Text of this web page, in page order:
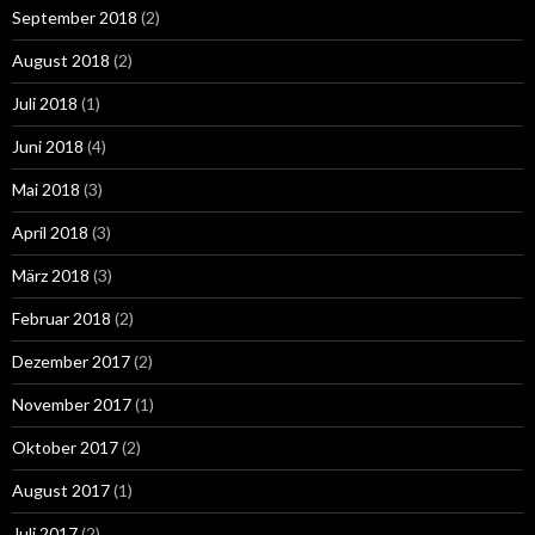
September 2018 (2)
August 2018 (2)
Juli 2018 (1)
Juni 2018 (4)
Mai 2018 (3)
April 2018 (3)
März 2018 (3)
Februar 2018 (2)
Dezember 2017(2)
November 2017(1)
Oktober 2017(2)
August 2017(1)